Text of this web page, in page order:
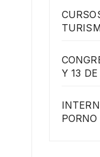
Y 13
PORNO